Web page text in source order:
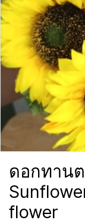
ดอกทาน
flower